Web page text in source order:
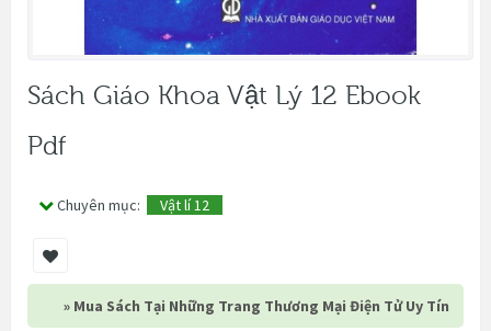
Sách Giáo Khoa Vật Lý 12 Ebook
Pdf
Chuyên mục: Vật lí 12
» Mua Sách Tại Những Trang Thương Mại Điện Tử Uy Tín